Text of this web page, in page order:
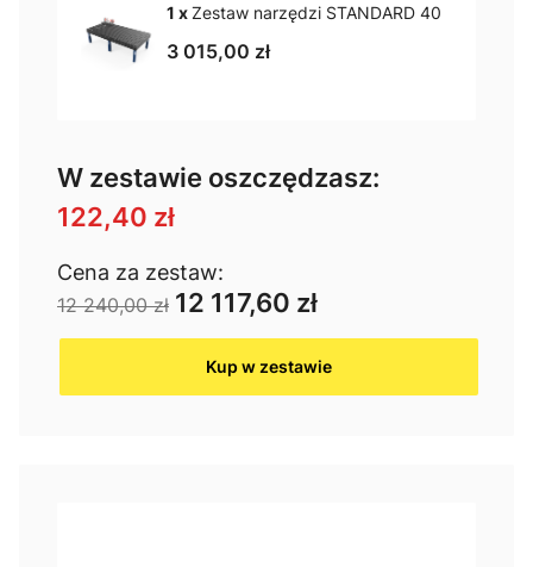
1 xZestaw narzędzi STANDARD 40
3 015,00 zł
W zestawie oszczędzasz:
122,40 zł
Cena za zestaw:
12 240,00 zł 12 117,60 zł
Kup w zestawie